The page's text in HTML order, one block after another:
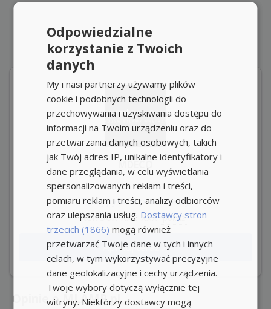
MDECO
21 ocen
Zadaj pytanie pracodawcy
tel: 50x-xxx-xxx pokaż
Aplikuj teraz
Opinie o MLAMP.pl
Odpowiedzialne
korzystanie z Twoich
danych
My i nasi partnerzy używamy plików
cookie i podobnych technologii do
przechowywania i uzyskiwania dostępu do
informacji na Twoim urządzeniu oraz do
przetwarzania danych osobowych, takich
jak Twój adres IP, unikalne identyfikatory i
dane przeglądania, w celu wyświetlania
spersonalizowanych reklam i treści,
pomiaru reklam i treści, analizy odbiorców
oraz ulepszania usług. Dostawcy stron
trzecich (1866) mogą również
przetwarzać Twoje dane w tych i innych
celach, w tym wykorzystywać precyzyjne
dane geolokalizacyjne i cechy urządzenia.
Twoje wybory dotyczą wyłącznie tej
witryny. Niektórzy dostawcy mogą